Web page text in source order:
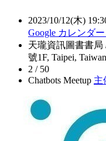
2023/10/12(木)
Google カレンダー
天瓏資訊圖書書局
號1F, Taipei, Taiwan
2 / 50
Chatbots Meetup 主